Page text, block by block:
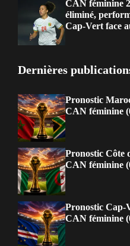
CAN féminine
éliminé,
Cap-Vert face
Dernières
Pronostic
CAN féminine
Pronostic Côte
CAN féminine
Pronostic Cap-
CAN féminine